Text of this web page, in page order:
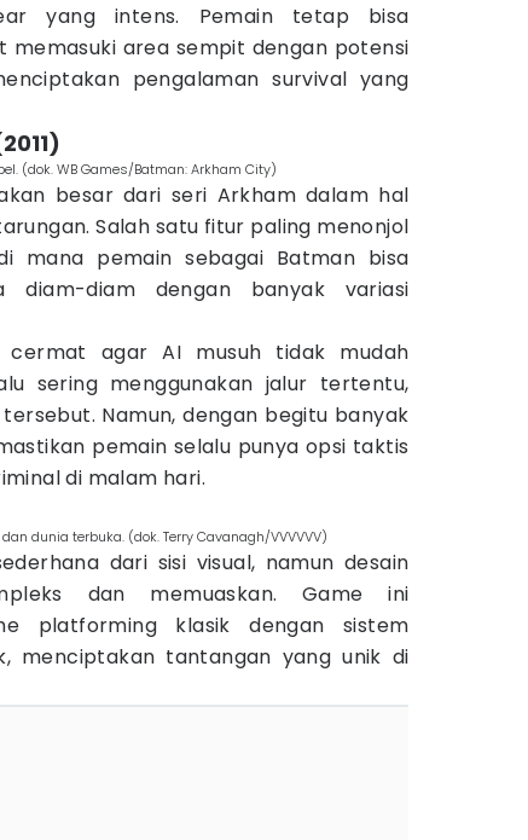
yang intens. Pemain tetap bisa
memasuki area sempit dengan potensi
pengalaman survival yang
(dok. WB Games/Batman: Arkham City)
besar dari seri Arkham dalam hal
Salah satu fitur paling menonjol
mana pemain sebagai Batman bisa
diam-diam dengan banyak variasi
cermat agar AI musuh tidak mudah
sering menggunakan jalur tertentu,
Namun, dengan begitu banyak
pemain selalu punya opsi taktis
di malam hari.
dunia terbuka. (dok. Terry Cavanagh/VVVVVV)
dari sisi visual, namun desain
dan memuaskan. Game ini
platforming klasik dengan sistem
menciptakan tantangan yang unik di